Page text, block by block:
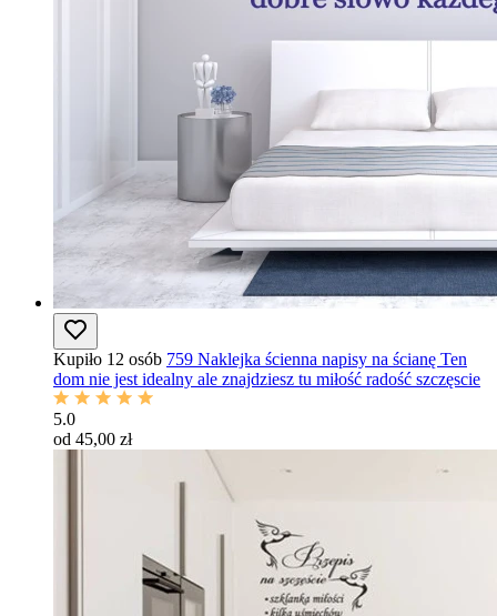
Kupiło 12 osób 759 Naklejka ścienna napisy na ścianę Ten
dom nie jest idealny ale znajdziesz tu miłość radość szczęscie
5.0
od 45,00 zł